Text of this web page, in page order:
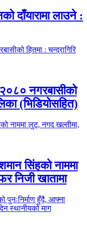
दाँयारामा लाउने :
नगरबासीको
(भिडियोसहित)
सिंहको नाममा
निजी खातामा